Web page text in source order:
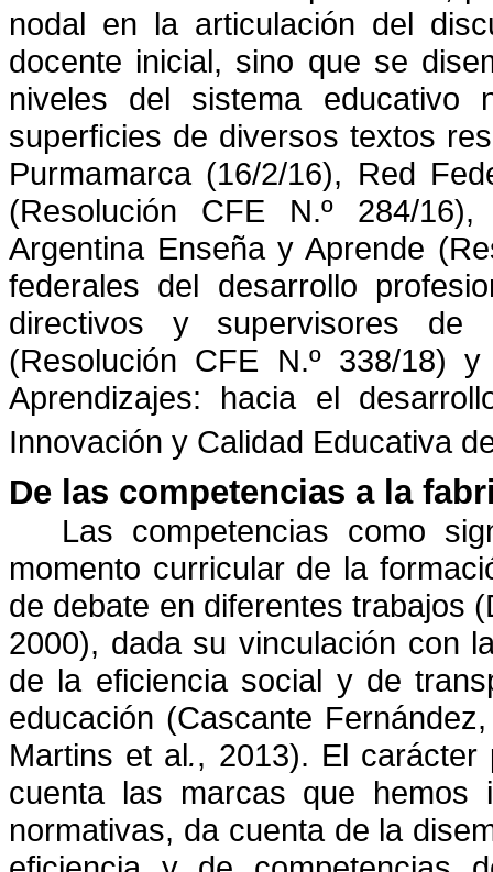
nodal en la articulación del
docente inicial, sino que se
niveles del sistema
superficies de diversos textos
Purmamarca (16/2/16), Red
(Resolución CFE N.º 284/
Argentina Enseña y Aprende
federales del desarrollo
directivos y supervisores de
(Resolución CFE N.º 338/18)
Aprendizajes: hacia el
Innovación y Calidad Educativa
De las competencias a la
Las competencias como
momento curricular de la
de debate en diferentes trabajos
2000), dada su vinculación con
de la eficiencia social y de
educación (Cascante
Martins et al., 2013). El carácter
cuenta las marcas que hemos
normativas, da cuenta de la